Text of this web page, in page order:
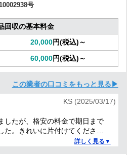
号
回収の基本料金
20,000円(税込)～
60,000円(税込)～
この業者の口コミをもっと見る▶
KS (2025/03/17)
したが、格安の料金で期日まで
た。きれいに片付けてくださり
。作業の進捗も報告してくださ
詳しく見る▼